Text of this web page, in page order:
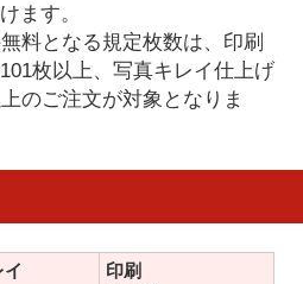
ます。
料となる規定枚数は、印刷
枚以上、写真キレイ仕上げ
のご注文が対象となりま
印刷